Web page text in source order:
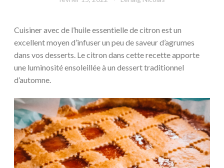
Cuisiner avec de l’huile essentielle de citron est un
excellent moyen d’infuser un peu de saveur d’agrumes
dans vos desserts. Le citron dans cette recette apporte
une luminosité ensoleillée à un dessert traditionnel
d’automne.